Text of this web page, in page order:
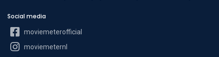
Social media
moviemeterofficial
moviemeternl